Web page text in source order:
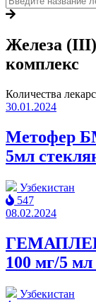
Железа
комплекс
Количества
30.01.2024
Метофер
5мл
Узбекистан
547
08.02.2024
100 мг/5
Узбекистан